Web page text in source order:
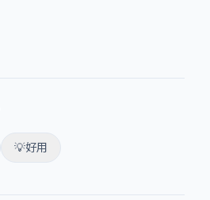
💡好用